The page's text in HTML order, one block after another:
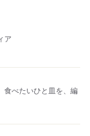
ア
食べたいひと皿を、編